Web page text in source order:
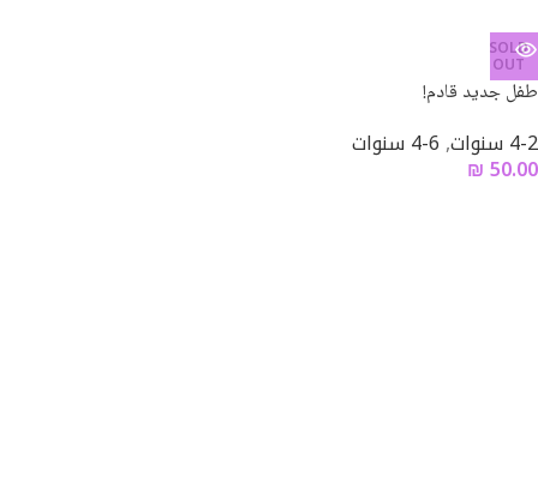
SOLD
OUT
طفل جديد قادم!
4-2 سنوات ,6-4 سنوات
₪50.00